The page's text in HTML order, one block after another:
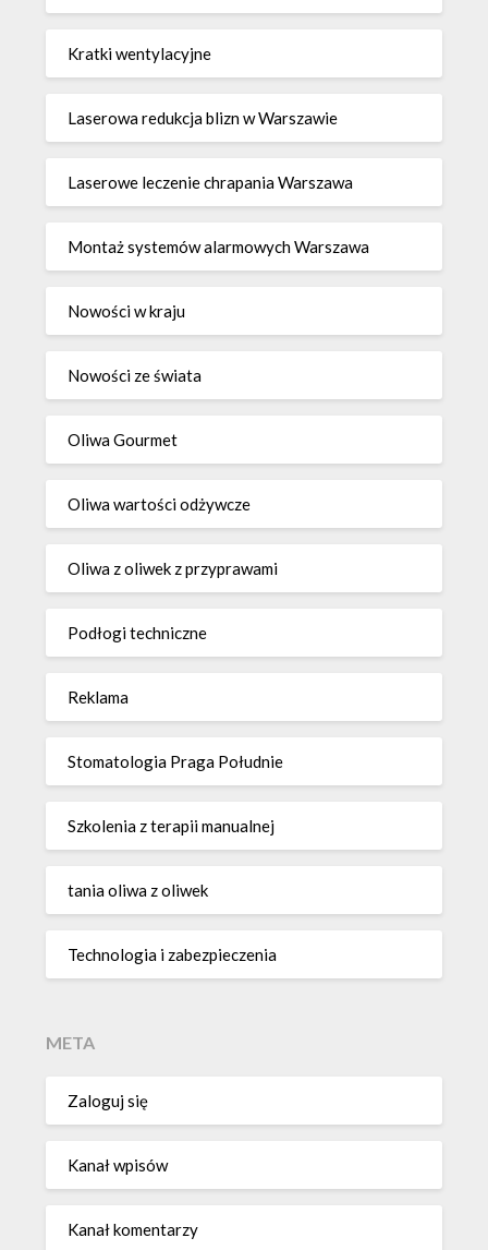
Kratki wentylacyjne
Laserowa redukcja blizn w Warszawie
Laserowe leczenie chrapania Warszawa
Montaż systemów alarmowych Warszawa
Nowości w kraju
Nowości ze świata
Oliwa Gourmet
Oliwa wartości odżywcze
Oliwa z oliwek z przyprawami
Podłogi techniczne
Reklama
Stomatologia Praga Południe
Szkolenia z terapii manualnej
tania oliwa z oliwek
Technologia i zabezpieczenia
META
Zaloguj się
Kanał wpisów
Kanał komentarzy